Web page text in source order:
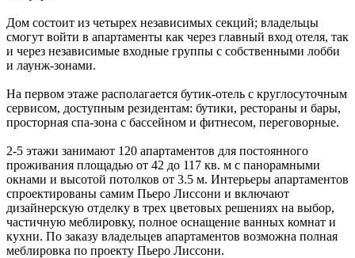
Дом состоит из четырех независимых секций; владельцы
смогут войти в апартаменты как через главный вход отеля, так
и через независимые входные группы с собственными лобби
и лаунж-зонами.
На первом этаже располагается бутик-отель с круглосуточным
сервисом, доступным резидентам: бутики, рестораны и бары,
просторная спа-зона с бассейном и фитнесом, переговорные.
2-5 этажи занимают 120 апартаментов для постоянного
проживания площадью от 42 до 117 кв. м с панорамными
окнами и высотой потолков от 3.5 м. Интерьеры апартаментов
спроектированы самим Пьеро Лиссони и включают
дизайнерскую отделку в трех цветовых решениях на выбор,
частичную меблировку, полное оснащение ванных комнат и
кухни. По заказу владельцев апартаментов возможна полная
меблировка по проекту Пьеро Лиссони.